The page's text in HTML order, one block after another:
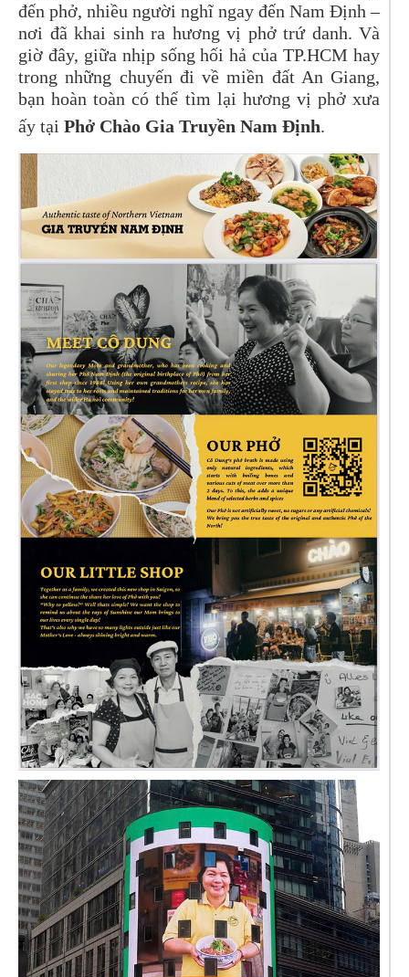
đến phở, nhiều người nghĩ ngay đến Nam Định –
nơi đã khai sinh ra hương vị phở trứ danh. Và
giờ đây, giữa nhịp sống hối hả của TP.HCM hay
trong những chuyến đi về miền đất An Giang,
bạn hoàn toàn có thể tìm lại hương vị phở xưa
ấy tại Phở Chào Gia Truyền Nam Định.